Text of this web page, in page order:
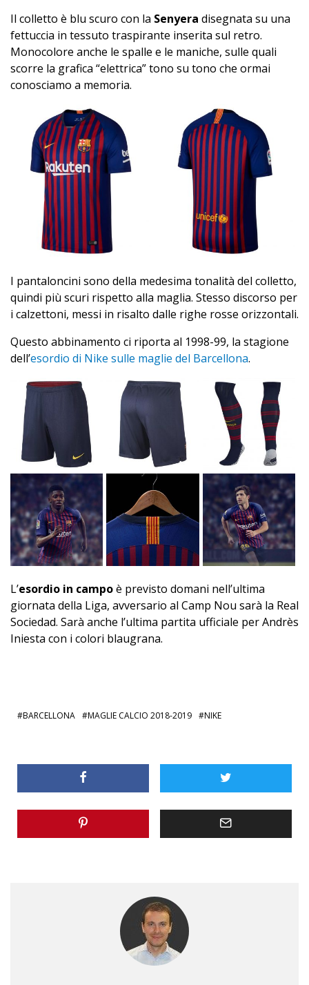
Il colletto è blu scuro con la Senyera disegnata su una
fettuccia in tessuto traspirante inserita sul retro.
Monocolore anche le spalle e le maniche, sulle quali
scorre la grafica “elettrica” tono su tono che ormai
conosciamo a memoria.
I pantaloncini sono della medesima tonalità del colletto,
quindi più scuri rispetto alla maglia. Stesso discorso per
i calzettoni, messi in risalto dalle righe rosse orizzontali.
Questo abbinamento ci riporta al 1998-99, la stagione
dell’esordio di Nike sulle maglie del Barcellona.
L’esordio in campoè previsto domani nell’ultima
giornata della Liga, avversario al Camp Nou sarà la Real
Sociedad. Sarà anche l’ultima partita ufficiale per Andrès
Iniesta con i colori blaugrana.
BARCELLONA MAGLIE CALCIO 2018-2019 NIKE